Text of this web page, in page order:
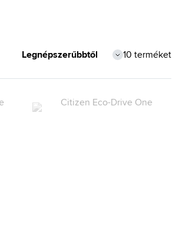
10 terméket